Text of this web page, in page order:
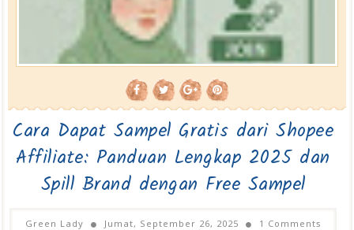
Cara Dapat Sampel Gratis dari Shopee
Affiliate: Panduan Lengkap 2025 dan
Spill Brand dengan Free Sampel
Green Lady Jumat, September 26, 2025 1 Comments